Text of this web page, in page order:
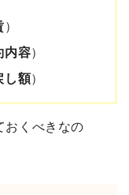
）
内容）
し額）
おくべきなの